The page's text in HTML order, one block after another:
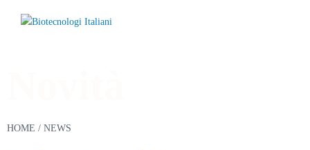
HOME / NEWS